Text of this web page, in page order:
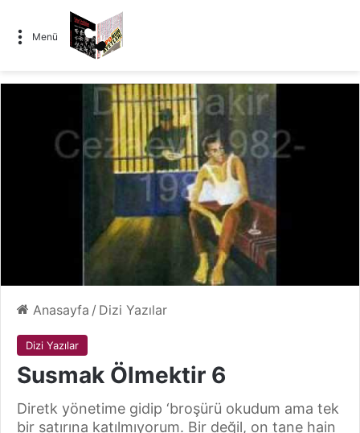
Menü
Anasayfa / Dizi Yazılar
Dizi Yazılar
Susmak Ölmektir 6
Diretk yönetime gidip ‘broşürü okudum ama tek
bir satırına katılmıyorum. Bir değil, on tane hain